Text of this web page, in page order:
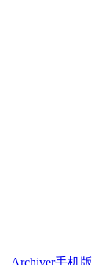
Archiver手机版